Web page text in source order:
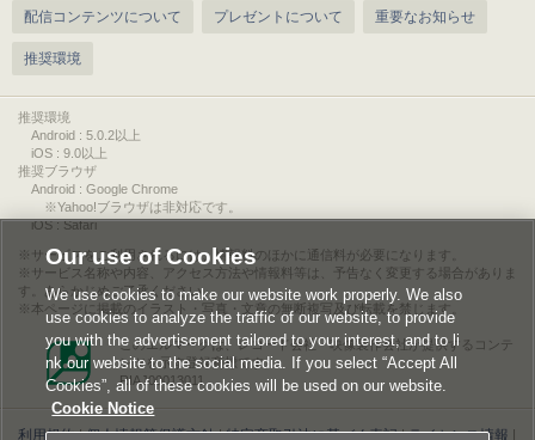
配信コンテンツについて プレゼントについて 重要なお知らせ
推奨環境
推奨環境
Android : 5.0.2以上
iOS : 9.0以上
推奨ブラウザ
Android : Google Chrome
※Yahoo!ブラウザは非対応です。
iOS : Safari
サービスをご利用されるには、情報料のほかに通信料が必要になります。
サービス名称や内容、アクセス方法や情報料等は、予告なく変更する場合がありま
す。あらかじめご了承ください。
本ページに掲載のイラスト・写真・文章の無断複写及び転載を禁じます。
このエルマークは、レコード会社・映像製作会社が提供するコンテ
ンツを示す登録商標です。
RIAJ00013011
利用規約|個人情報等保護方針|特定商取引法に基づく表記|ライセンス情報
Our use of Cookies
We use cookies to make our website work properly. We also
use cookies to analyze the traffic of our website, to provide
you with the advertisement tailored to your interest, and to li
nk our website to the social media. If you select “Accept All
Cookies”, all of these cookies will be used on our website.
Cookie Notice